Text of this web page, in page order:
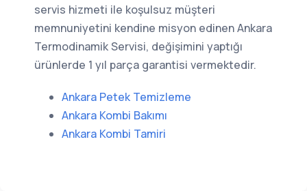
servis hizmeti ile koşulsuz müşteri
memnuniyetini kendine misyon edinen Ankara
Termodinamik Servisi, değişimini yaptığı
ürünlerde 1 yıl parça garantisi vermektedir.
Ankara Petek Temizleme
Ankara Kombi Bakımı
Ankara Kombi Tamiri